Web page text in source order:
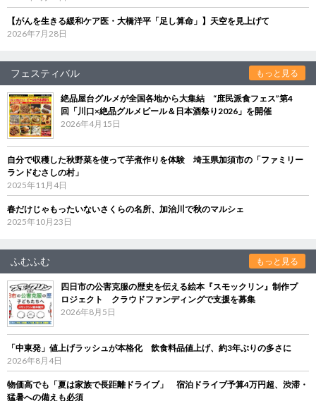
【がんを生きる緩和ケア医・大橋洋平「足し算命」】天空を見上げて
2026年7月28日
フェスティバル もっと見る
絶品屋台グルメが全国各地から大集結 “庶民派食フェス”第4
回「川口×絶品グルメビール＆日本酒祭り2026」を開催
2026年4月15日
自分で収穫した秋野菜を使って芋煮作りを体験 埼玉県加須市の「ファミリー
ランドむさしの村」
2025年11月4日
春だけじゃもったいないさくらの名所、加治川で秋のマルシェ
2025年10月23日
ふむふむ もっと見る
四日市の公害克服の歴史を伝える絵本『スモックリン』制作プ
ロジェクト クラウドファンディングで支援を募集
2026年8月5日
「中東発」値上げラッシュが本格化 飲食料品値上げ、約3年ぶりの多さに
2026年8月4日
物価高でも「夏は家族で長距離ドライブ」 宿泊ドライブ予算4万円超、渋滞・
猛暑への備えも必須